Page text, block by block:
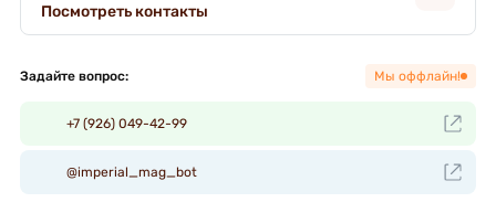
Посмотреть контакты
Задайте вопрос: Мы оффлайн!
+7 (926) 049-42-99
@imperial_mag_bot